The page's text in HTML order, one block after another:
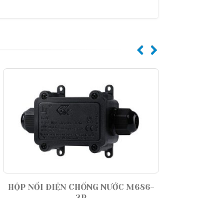
NƯỚC M686-
HỘP NỐI ĐIỆN CHỐNG NƯỚC